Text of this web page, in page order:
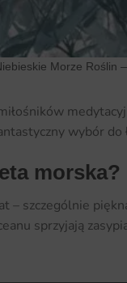
Morze Roślin
wybór do
morska?
szczególnie
sprzyjają